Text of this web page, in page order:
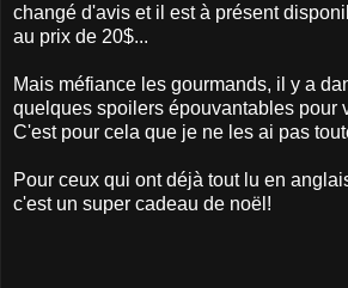
changé d'avis et il est à présent
au prix de 20$...
Mais méfiance les gourmands, il y a
quelques spoilers épouvantables pour
C'est pour cela que je ne les ai pas
Pour ceux qui ont déjà tout lu en
c'est un super cadeau de noël!